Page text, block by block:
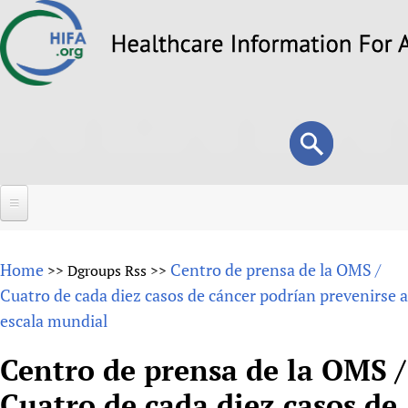
to
Search
form
Search
About
Overview
Why HIFA is needed
Vision and Strategy
Forums
HIFA (Healthcare Information For All)
How to use the HIFA forums
Projects
Home >> Dgroups Rss >> Centro de prensa de la OMS /
Cuatro de cada diez casos de cáncer podrían prevenirse a
escala mundial
Centro de prensa de la OMS /